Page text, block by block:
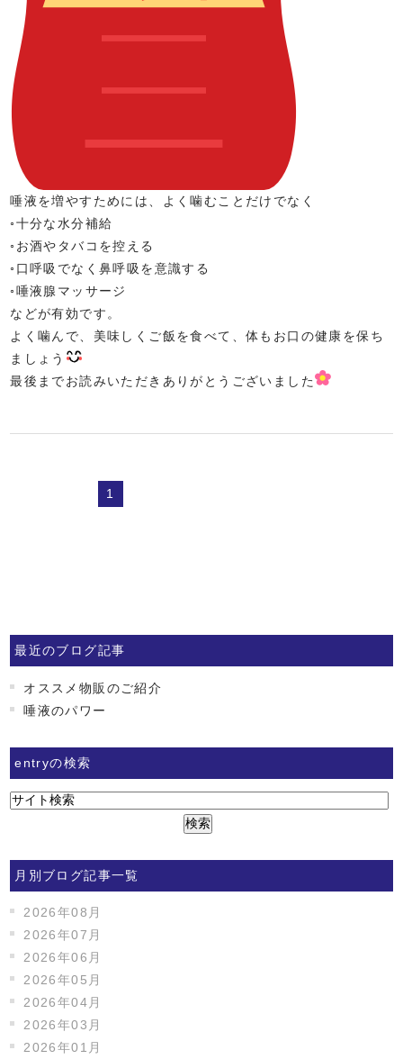
唾液を増やすためには、よく噛むことだけでなく
◦十分な水分補給
◦お酒やタバコを控える
◦口呼吸でなく鼻呼吸を意識する
◦唾液腺マッサージ
などが有効です。
よく噛んで、美味しくご飯を食べて、体もお口の健康を保ち
ましょう
最後までお読みいただきありがとうございました
1
最近のブログ記事
オススメ物販のご紹介
唾液のパワー
entryの検索
月別ブログ記事一覧
2026年08月
2026年07月
2026年06月
2026年05月
2026年04月
2026年03月
2026年01月